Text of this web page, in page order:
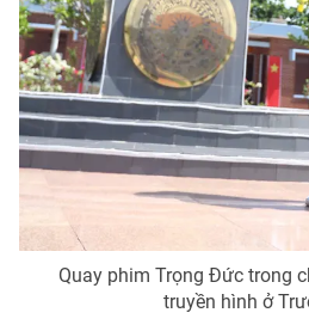
Quay phim Trọng Đức trong
truyền hình ở